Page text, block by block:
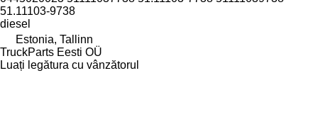
51.11103-9738
diesel
Estonia, Tallinn
TruckParts Eesti OÜ
Luați legătura cu vânzătorul